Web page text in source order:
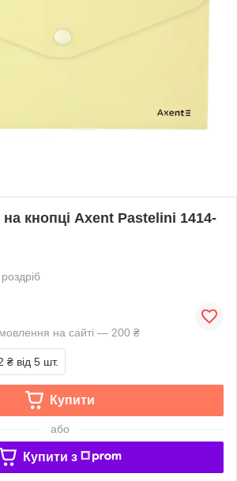
кнопці Axent Pastelini 1414-
на сайті — 200 ₴
₴ від 5 шт.
Купити
або
Купити з